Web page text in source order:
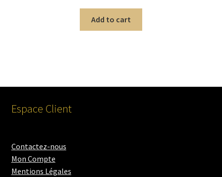
Add to cart
Espace Client
Contactez-nous
Mon Compte
Mentions Légales